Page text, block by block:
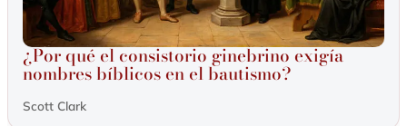
¿Por qué el consistorio ginebrino exigía
nombres bíblicos en el bautismo?
Scott Clark